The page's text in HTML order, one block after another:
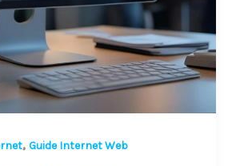
, Guide Internet Web